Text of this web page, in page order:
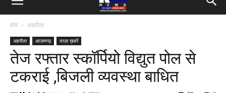
होम अहरौला
अहरौला आज़मगढ़ ताज़ा ख़बरें
तेज रफ्तार स्कॉर्पियो विद्युत पोल से
टकराई ,बिजली व्यवस्था बाधित